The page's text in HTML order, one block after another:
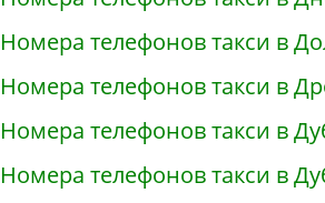
Номера телефонов такси в
Номера телефонов такси в
Номера телефонов такси в
Номера телефонов такси в